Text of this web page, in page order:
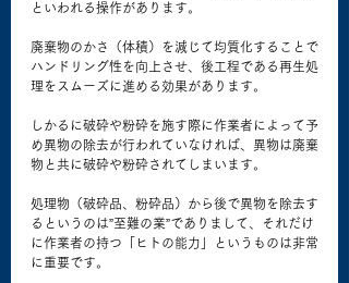
といわれる操作があります。
廃棄物のかさ（体積）を減じて均質化することで
ハンドリング性を向上させ、後工程である再生処
理をスムーズに進める効果があります。
しかるに破砕や粉砕を施す際に作業者によって予
め異物の除去が行われていなければ、異物は廃棄
物と共に破砕や粉砕されてしまいます。
処理物（破砕品、粉砕品）から後で異物を除去す
るというのは”至難の業”でありまして、それだけ
に作業者の持つ「ヒトの能力」というものは非常
に重要です。